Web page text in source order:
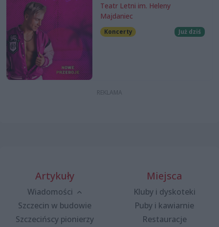
Teatr Letni im. Heleny
Majdaniec
Koncerty Już dziś
Artykuły
Wiadomości
Szczecin w budowie
Szczecińscy pionierzy
Miejsca
Kluby i dyskoteki
Puby i kawiarnie
Restauracje